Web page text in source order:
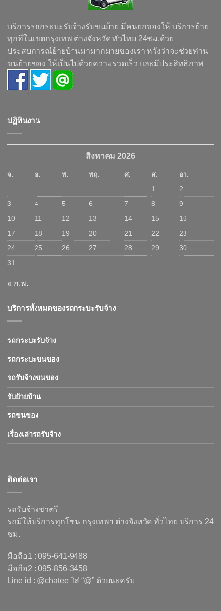
บริการรถกระบะรับจ้างรับขนย้าย มีคนยกของให้ บริการย้าย
ทุกที่ในเขตกรุงเทพ ต่างจังหวัด ทั่วไทย 24ชม.ด้วย
ประสบการณ์ย้ายบ้านมามากมายของเรา หวังว่าจะช่วยท่าน
ขนย้ายของ ให้เป็นไปด้วยความรวดเร็ว และมีประสิทธิภาพ
ปฏิทินงาน
สิงหาคม 2026
จ. อ. พ. พฤ. ศ. ส.
อา.
1
2
3
4 5 6 7 8
9
10
11 12 13 14 15
16
17
18 19 20 21 22
23
24
25 26 27 28 29
30
31
« ก.พ.
บริการทั้งหมดของรถกระบะรับจ้าง
รถกระบะรับจ้าง
รถกระบะขนของ
รถรับจ้างขนของ
รับย้ายบ้าน
รถขนของ
เรื่องเล่ารถรับจ้าง
ติดต่อเรา
รถรับจ้างชาตรี
รถมีให้บริการทุกโซน กรุงเทพฯ ต่างจังหวัด ทั่วไทย บริการ 24
ชม.
มือถือ1 : 095-641-9488
มือถือ2 : 095-856-3458
Line id : @chatee ใส่ “@” ด้วยนะครับ